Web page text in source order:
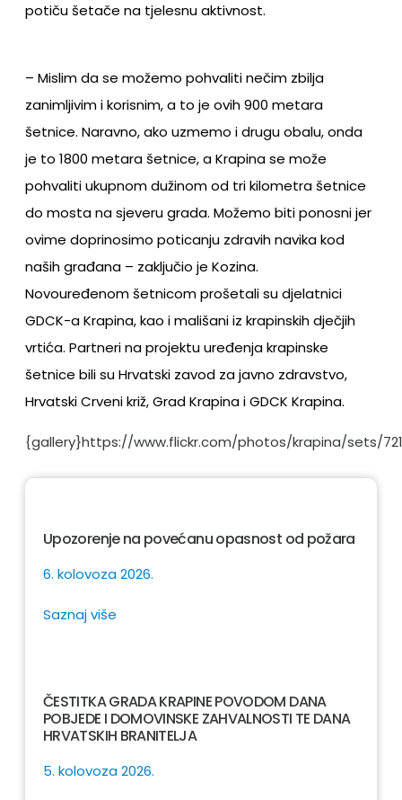
potiču šetače na tjelesnu aktivnost.
– Mislim da se možemo pohvaliti nečim zbilja
zanimljivim i korisnim, a to je ovih 900 metara
šetnice. Naravno, ako uzmemo i drugu obalu, onda
je to 1800 metara šetnice, a Krapina se može
pohvaliti ukupnom dužinom od tri kilometra šetnice
do mosta na sjeveru grada. Možemo biti ponosni jer
ovime doprinosimo poticanju zdravih navika kod
naših građana – zaključio je Kozina.
Novouređenom šetnicom prošetali su djelatnici
GDCK-a Krapina, kao i mališani iz krapinskih dječjih
vrtića. Partneri na projektu uređenja krapinske
šetnice bili su Hrvatski zavod za javno zdravstvo,
Hrvatski Crveni križ, Grad Krapina i GDCK Krapina.
{gallery}https://www.flickr.com/photos/krapina/sets/
Upozorenje na povećanu opasnost od požara
6. kolovoza 2026.
Saznaj više
ČESTITKA GRADA KRAPINE POVODOM DANA
POBJEDE I DOMOVINSKE ZAHVALNOSTI TE DANA
HRVATSKIH BRANITELJA
5. kolovoza 2026.